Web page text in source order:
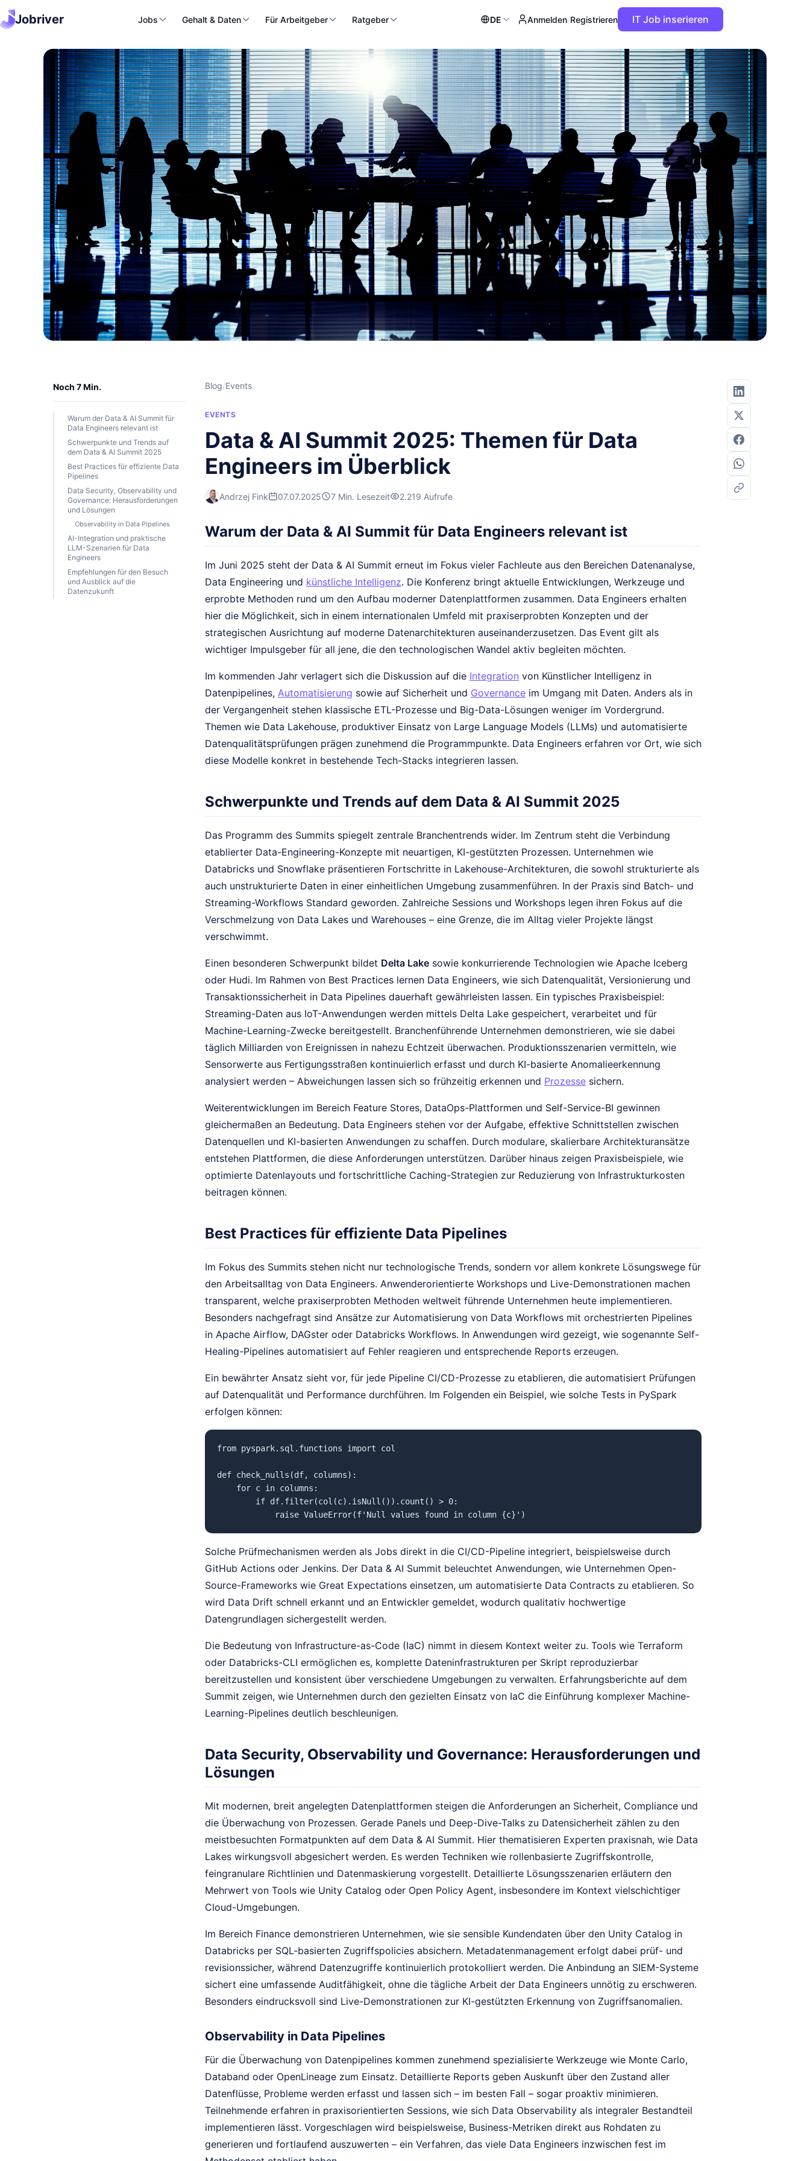
Jobriver Jobs Gehalt & Daten Für Arbeitgeber Ratgeber DE Anmelden/Registrieren IT Job inserieren
Noch 7 Min.
Warum der Data & AI Summit für
Data Engineers relevant ist
Schwerpunkte und Trends auf
dem Data & AI Summit 2025
Best Practices für effiziente Data
Pipelines
Data Security, Observability und
Governance: Herausforderungen
und Lösungen
Observability in Data Pipelines
AI-Integration und praktische
LLM-Szenarien für Data
Engineers
Empfehlungen für den Besuch
und Ausblick auf die
Datenzukunft
Blog/Events
EVENTS
Data & AI Summit 2025: Themen für Data
Engineers im Überblick
Andrzej Fink 07.07.2025 7 Min. Lesezeit 2.219 Aufrufe
Warum der Data & AI Summit für Data Engineers relevant ist
Im Juni 2025 steht der Data & AI Summit erneut im Fokus vieler Fachleute aus den Bereichen Datenanalyse,
Data Engineering und künstliche Intelligenz. Die Konferenz bringt aktuelle Entwicklungen, Werkzeuge und
erprobte Methoden rund um den Aufbau moderner Datenplattformen zusammen. Data Engineers erhalten
hier die Möglichkeit, sich in einem internationalen Umfeld mit praxiserprobten Konzepten und der
strategischen Ausrichtung auf moderne Datenarchitekturen auseinanderzusetzen. Das Event gilt als
wichtiger Impulsgeber für all jene, die den technologischen Wandel aktiv begleiten möchten.
Im kommenden Jahr verlagert sich die Diskussion auf die Integration von Künstlicher Intelligenz in
Datenpipelines, Automatisierung sowie auf Sicherheit und Governance im Umgang mit Daten. Anders als in
der Vergangenheit stehen klassische ETL-Prozesse und Big-Data-Lösungen weniger im Vordergrund.
Themen wie Data Lakehouse, produktiver Einsatz von Large Language Models (LLMs) und automatisierte
Datenqualitätsprüfungen prägen zunehmend die Programmpunkte. Data Engineers erfahren vor Ort, wie sich
diese Modelle konkret in bestehende Tech-Stacks integrieren lassen.
Schwerpunkte und Trends auf dem Data & AI Summit 2025
Das Programm des Summits spiegelt zentrale Branchentrends wider. Im Zentrum steht die Verbindung
etablierter Data-Engineering-Konzepte mit neuartigen, KI-gestützten Prozessen. Unternehmen wie
Databricks und Snowflake präsentieren Fortschritte in Lakehouse-Architekturen, die sowohl strukturierte als
auch unstrukturierte Daten in einer einheitlichen Umgebung zusammenführen. In der Praxis sind Batch- und
Streaming-Workflows Standard geworden. Zahlreiche Sessions und Workshops legen ihren Fokus auf die
Verschmelzung von Data Lakes und Warehouses – eine Grenze, die im Alltag vieler Projekte längst
verschwimmt.
Einen besonderen Schwerpunkt bildet Delta Lake sowie konkurrierende Technologien wie Apache Iceberg
oder Hudi. Im Rahmen von Best Practices lernen Data Engineers, wie sich Datenqualität, Versionierung und
Transaktionssicherheit in Data Pipelines dauerhaft gewährleisten lassen. Ein typisches Praxisbeispiel:
Streaming-Daten aus IoT-Anwendungen werden mittels Delta Lake gespeichert, verarbeitet und für
Machine-Learning-Zwecke bereitgestellt. Branchenführende Unternehmen demonstrieren, wie sie dabei
täglich Milliarden von Ereignissen in nahezu Echtzeit überwachen. Produktionsszenarien vermitteln, wie
Sensorwerte aus Fertigungsstraßen kontinuierlich erfasst und durch KI-basierte Anomalieerkennung
analysiert werden – Abweichungen lassen sich so frühzeitig erkennen und Prozesse sichern.
Weiterentwicklungen im Bereich Feature Stores, DataOps-Plattformen und Self-Service-BI gewinnen
gleichermaßen an Bedeutung. Data Engineers stehen vor der Aufgabe, effektive Schnittstellen zwischen
Datenquellen und KI-basierten Anwendungen zu schaffen. Durch modulare, skalierbare Architekturansätze
entstehen Plattformen, die diese Anforderungen unterstützen. Darüber hinaus zeigen Praxisbeispiele, wie
optimierte Datenlayouts und fortschrittliche Caching-Strategien zur Reduzierung von Infrastrukturkosten
beitragen können.
Best Practices für effiziente Data Pipelines
Im Fokus des Summits stehen nicht nur technologische Trends, sondern vor allem konkrete Lösungswege für
den Arbeitsalltag von Data Engineers. Anwenderorientierte Workshops und Live-Demonstrationen machen
transparent, welche praxiserprobten Methoden weltweit führende Unternehmen heute implementieren.
Besonders nachgefragt sind Ansätze zur Automatisierung von Data Workflows mit orchestrierten Pipelines
in Apache Airflow, DAGster oder Databricks Workflows. In Anwendungen wird gezeigt, wie sogenannte Self-
Healing-Pipelines automatisiert auf Fehler reagieren und entsprechende Reports erzeugen.
Ein bewährter Ansatz sieht vor, für jede Pipeline CI/CD-Prozesse zu etablieren, die automatisiert Prüfungen
auf Datenqualität und Performance durchführen. Im Folgenden ein Beispiel, wie solche Tests in PySpark
erfolgen können:
from pyspark.sql.functions import col
def check_nulls(df, columns):
    for c in columns:
        if df.filter(col(c).isNull()).count() > 0:
Solche Prüfmechanismen werden als Jobs direkt in die CI/CD-Pipeline integriert, beispielsweise durch
GitHub Actions oder Jenkins. Der Data & AI Summit beleuchtet Anwendungen, wie Unternehmen Open-
Source-Frameworks wie Great Expectations einsetzen, um automatisierte Data Contracts zu etablieren. So
wird Data Drift schnell erkannt und an Entwickler gemeldet, wodurch qualitativ hochwertige
Datengrundlagen sichergestellt werden.
Die Bedeutung von Infrastructure-as-Code (IaC) nimmt in diesem Kontext weiter zu. Tools wie Terraform
oder Databricks-CLI ermöglichen es, komplette Dateninfrastrukturen per Skript reproduzierbar
bereitzustellen und konsistent über verschiedene Umgebungen zu verwalten. Erfahrungsberichte auf dem
Summit zeigen, wie Unternehmen durch den gezielten Einsatz von IaC die Einführung komplexer Machine-
Learning-Pipelines deutlich beschleunigen.
Data Security, Observability und Governance: Herausforderungen und
Lösungen
Mit modernen, breit angelegten Datenplattformen steigen die Anforderungen an Sicherheit, Compliance und
die Überwachung von Prozessen. Gerade Panels und Deep-Dive-Talks zu Datensicherheit zählen zu den
meistbesuchten Formatpunkten auf dem Data & AI Summit. Hier thematisieren Experten praxisnah, wie Data
Lakes wirkungsvoll abgesichert werden. Es werden Techniken wie rollenbasierte Zugriffskontrolle,
feingranulare Richtlinien und Datenmaskierung vorgestellt. Detaillierte Lösungsszenarien erläutern den
Mehrwert von Tools wie Unity Catalog oder Open Policy Agent, insbesondere im Kontext vielschichtiger
Cloud-Umgebungen.
Im Bereich Finance demonstrieren Unternehmen, wie sie sensible Kundendaten über den Unity Catalog in
Databricks per SQL-basierten Zugriffspolicies absichern. Metadatenmanagement erfolgt dabei prüf- und
revisionssicher, während Datenzugriffe kontinuierlich protokolliert werden. Die Anbindung an SIEM-Systeme
sichert eine umfassende Auditfähigkeit, ohne die tägliche Arbeit der Data Engineers unnötig zu erschweren.
Besonders eindrucksvoll sind Live-Demonstrationen zur KI-gestützten Erkennung von Zugriffsanomalien.
Observability in Data Pipelines
Für die Überwachung von Datenpipelines kommen zunehmend spezialisierte Werkzeuge wie Monte Carlo,
Databand oder OpenLineage zum Einsatz. Detaillierte Reports geben Auskunft über den Zustand aller
Datenflüsse, Probleme werden erfasst und lassen sich – im besten Fall – sogar proaktiv minimieren.
Teilnehmende erfahren in praxisorientierten Sessions, wie sich Data Observability als integraler Bestandteil
implementieren lässt. Vorgeschlagen wird beispielsweise, Business-Metriken direkt aus Rohdaten zu
generieren und fortlaufend auszuwerten – ein Verfahren, das viele Data Engineers inzwischen fest im